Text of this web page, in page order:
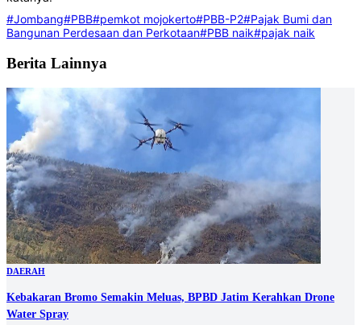
#Jombang#PBB#pemkot mojokerto#PBB-P2#Pajak Bumi dan
Bangunan Perdesaan dan Perkotaan#PBB naik#pajak naik
Berita Lainnya
DAERAH
Kebakaran Bromo Semakin Meluas, BPBD Jatim Kerahkan Drone
Water Spray